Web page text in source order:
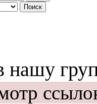
нашу